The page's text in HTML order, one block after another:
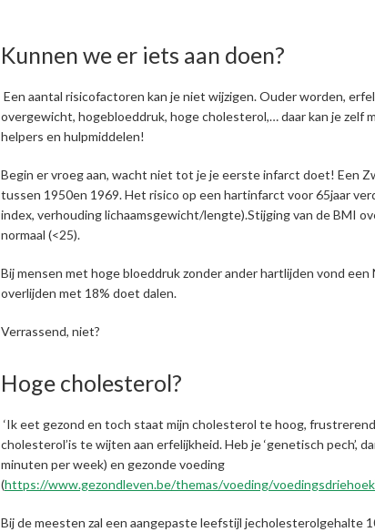
Kunnen we er iets aan doen?
Een aantal risicofactoren kan je niet wijzigen. Ouder worden,
overgewicht, hogebloeddruk, hoge cholesterol,… daar kan je zelf
helpers en hulpmiddelen!
Begin er vroeg aan, wacht niet tot je je eerste infarct doet! Een
tussen 1950en 1969. Het risico op een hartinfarct voor 65jaar
index, verhouding lichaamsgewicht/lengte).Stijging van de BMI
normaal (<25).
Bij mensen met hoge bloeddruk zonder ander hartlijden vond
overlijden met 18% doet dalen.
Verrassend, niet?
Hoge cholesterol?
‘Ik eet gezond en toch staat mijn cholesterol te hoog,
cholesterol’is te wijten aan erfelijkheid. Heb je ‘genetisch pech’,
minuten per week) en gezonde voeding
(https://www.gezondleven.be/themas/voeding/voedingsdriehoek
Bij de meesten zal een aangepaste leefstijl jecholesterolgehalte